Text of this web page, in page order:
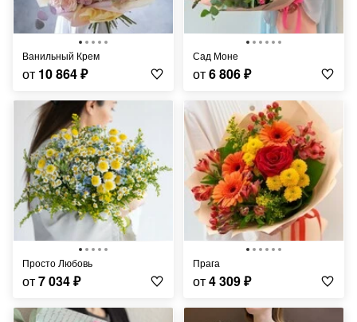
Ванильный Крем
от 10 864₽
Сад Моне
от6 806₽
Просто Любовь
от7 034₽
Прага
от4 309₽